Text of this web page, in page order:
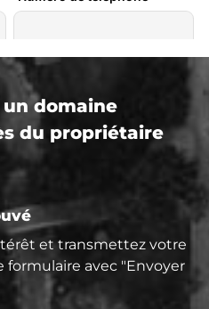
domaine
du propriétaire
et transmettez votre
formulaire avec "Envoyer